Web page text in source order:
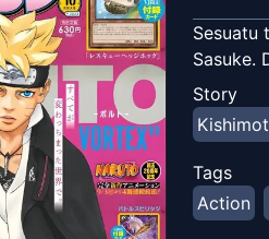
Sesuatu
Sasuke.
Story
Tags
Action